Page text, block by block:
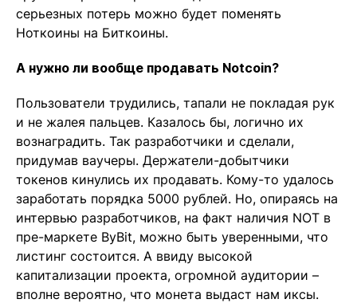
серьезных потерь можно будет поменять
Ноткоины на Биткоины.
А нужно ли вообще продавать Notcoin?
Пользователи трудились, тапали не покладая рук
и не жалея пальцев. Казалось бы, логично их
вознаградить. Так разработчики и сделали,
придумав ваучеры. Держатели-добытчики
токенов кинулись их продавать. Кому-то удалось
заработать порядка 5000 рублей. Но, опираясь на
интервью разработчиков, на факт наличия NOT в
пре-маркете ByBit, можно быть уверенными, что
листинг состоится. А ввиду высокой
капитализации проекта, огромной аудитории –
вполне вероятно, что монета выдаст нам иксы.